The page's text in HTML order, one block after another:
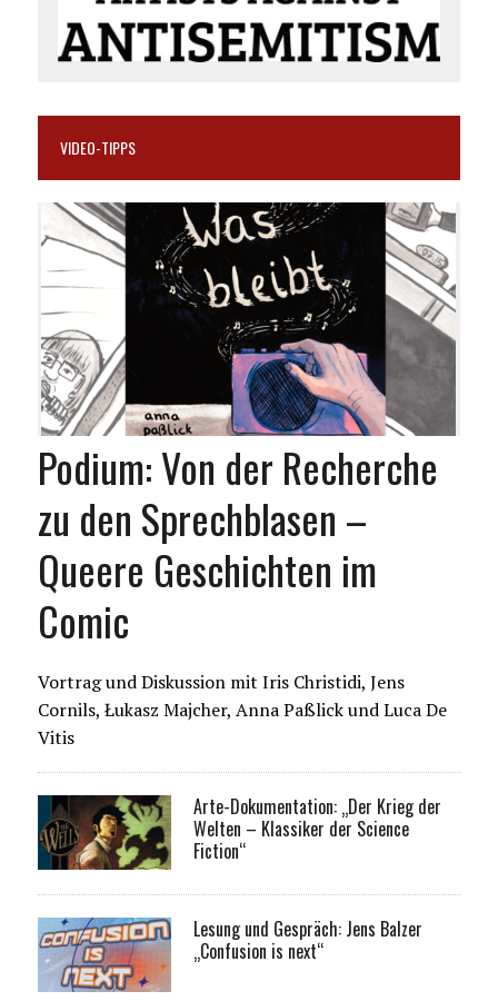
VIDEO-TIPPS
Podium: Von der Recherche
zu den Sprechblasen –
Queere Geschichten im
Comic
Vortrag und Diskussion mit Iris Christidi, Jens
Cornils, Łukasz Majcher, Anna Paßlick und Luca De
Vitis
Arte-Dokumentation: „Der Krieg der
Welten – Klassiker der Science
Fiction“
Lesung und Gespräch: Jens Balzer
„Confusion is next“